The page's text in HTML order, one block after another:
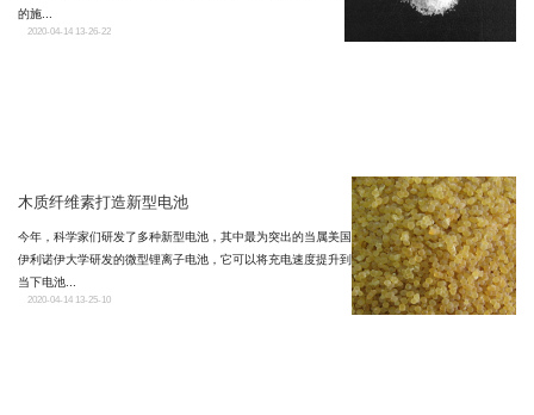
的施...
2020-04-14 13-26-22
木质纤维素打造新型电池
今年，科学家们研发了多种新型电池，其中最为突出的当属美国
伊利诺伊大学研发的微型锂离子电池，它可以将充电速度提升到
当下电池...
2020-04-14 13-25-10